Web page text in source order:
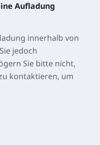
Aufladung
innerhalb von
jedoch
Sie bitte nicht,
kontaktieren, um